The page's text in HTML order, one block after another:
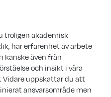
troligen akademisk
har erfarenhet av arbete
kanske även från
och insikt i våra
Vidare uppskattar du att
ansvarsområde men